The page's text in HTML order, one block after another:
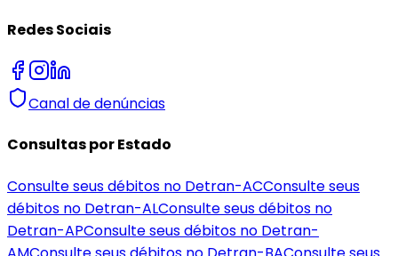
Redes Sociais
Canal de denúncias
Consultas por Estado
Consulte seus débitos no Detran-ACConsulte seus
débitos no Detran-ALConsulte seus débitos no
Detran-APConsulte seus débitos no Detran-